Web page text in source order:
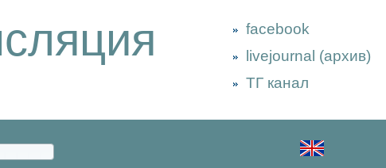
facebook
livejournal (архив)
ТГ канал